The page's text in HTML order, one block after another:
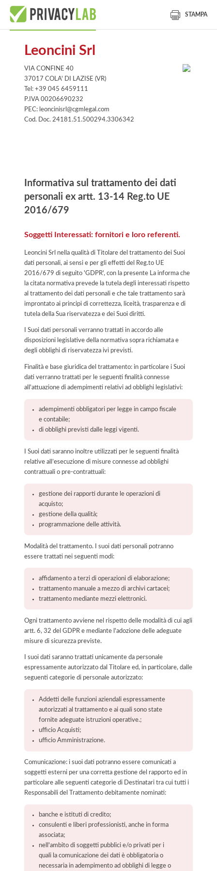
STAMPA
Leoncini Srl
VIA CONFINE 40
37017 COLA' DI LAZISE (VR)
Tel: +39 045 6459111
P.IVA 00206690232
PEC: leoncinisrl@cgmlegal.com
Cod. Doc. 24181.51.500294.3306342
Informativa sul trattamento dei dati
personali ex artt. 13-14 Reg.to UE
2016/679
Soggetti Interessati: fornitori e loro referenti.
Leoncini Srl nella qualità di Titolare del trattamento dei Suoi
dati personali, ai sensi e per gli effetti del Reg.to UE
2016/679 di seguito 'GDPR', con la presente La informa che
la citata normativa prevede la tutela degli interessati rispetto
al trattamento dei dati personali e che tale trattamento sarà
improntato ai principi di correttezza, liceità, trasparenza e di
tutela della Sua riservatezza e dei Suoi diritti.
I Suoi dati personali verranno trattati in accordo alle
disposizioni legislative della normativa sopra richiamata e
degli obblighi di riservatezza ivi previsti.
Finalità e base giuridica del trattamento: in particolare i Suoi
dati verranno trattati per le seguenti finalità connesse
all'attuazione di adempimenti relativi ad obblighi legislativi:
adempimenti obbligatori per legge in campo fiscale
e contabile;
di obblighi previsti dalle leggi vigenti.
I Suoi dati saranno inoltre utilizzati per le seguenti finalità
relative all’esecuzione di misure connesse ad obblighi
contrattuali o pre-contrattuali:
gestione dei rapporti durante le operazioni di
acquisto;
gestione della qualità;
programmazione delle attività.
Modalità del trattamento. I suoi dati personali potranno
essere trattati nei seguenti modi:
affidamento a terzi di operazioni di elaborazione;
trattamento manuale a mezzo di archivi cartacei;
trattamento mediante mezzi elettronici.
Ogni trattamento avviene nel rispetto delle modalità di cui agli
artt. 6, 32 del GDPR e mediante l'adozione delle adeguate
misure di sicurezza previste.
I suoi dati saranno trattati unicamente da personale
espressamente autorizzato dal Titolare ed, in particolare, dalle
seguenti categorie di personale autorizzato:
Addetti delle funzioni aziendali espressamente
autorizzati al trattamento e ai quali sono state
fornite adeguate istruzioni operative.;
ufficio Acquisti;
ufficio Amministrazione.
Comunicazione: i suoi dati potranno essere comunicati a
soggetti esterni per una corretta gestione del rapporto ed in
particolare alle seguenti categorie di Destinatari tra cui tutti i
Responsabili del Trattamento debitamente nominati:
banche e istituti di credito;
consulenti e liberi professionisti, anche in forma
associata;
nell'ambito di soggetti pubblici e/o privati per i
quali la comunicazione dei dati è obbligatoria o
necessaria in adempimento ad obblighi di legge o